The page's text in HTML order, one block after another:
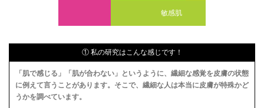
敏感肌
① 私の研究はこんな感じです！
「肌で感じる」「肌が合わない」というように、繊細な感覚を皮膚の状態
に例えて言うことがあります。そこで、繊細な人は本当に皮膚が特殊かど
うかを調べています。